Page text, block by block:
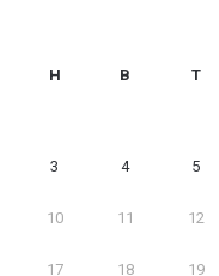
H B T
3 4 5
10 11 12
17 18 19